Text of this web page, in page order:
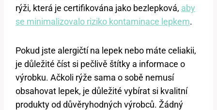
rýži, která je certifikována jako bezlepková, aby
se minimalizovalo riziko kontaminace lepkem.
Pokud jste alergičtí na lepek nebo máte celiakii,
je důležité číst si pečlivě štítky a informace o
výrobku. Ačkoli rýže sama o sobě nemusí
obsahovat lepek, je důležité vybírat si kvalitní
produkty od důvěryhodných výrobců. Žádný